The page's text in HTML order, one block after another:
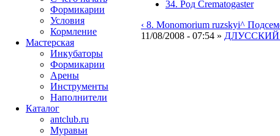
34. Род Crematogaster
‹ 8. Monomorium ruzskyi^
11/08/2008 - 07:54 » ДЛУССКИЙ
Формикарии
Условия
Кормление
Мастерская
Инкубаторы
Формикарии
Арены
Инструменты
Наполнители
Каталог
antclub.ru
Муравьи